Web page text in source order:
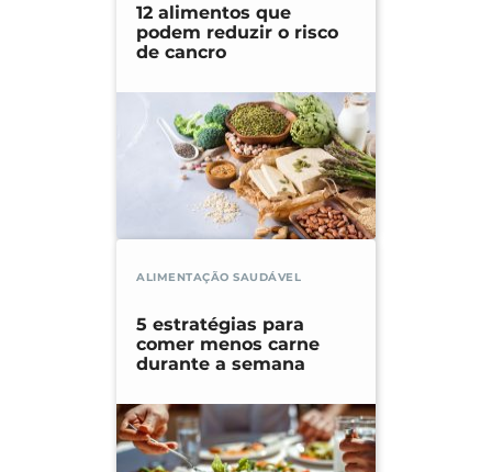
12 alimentos que
podem reduzir o risco
de cancro
ALIMENTAÇÃO SAUDÁVEL
5 estratégias para
comer menos carne
durante a semana